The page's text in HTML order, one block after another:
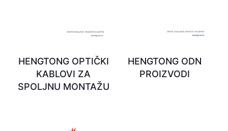
HENGTONG OPTIČKI
KABLOVI ZA
SPOLJNU MONTAŽU
HENGTONG ODN
PROIZVODI